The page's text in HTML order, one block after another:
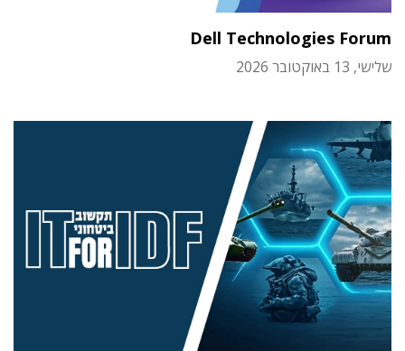
Dell Technologies Forum
שלישי, 13 באוקטובר 2026